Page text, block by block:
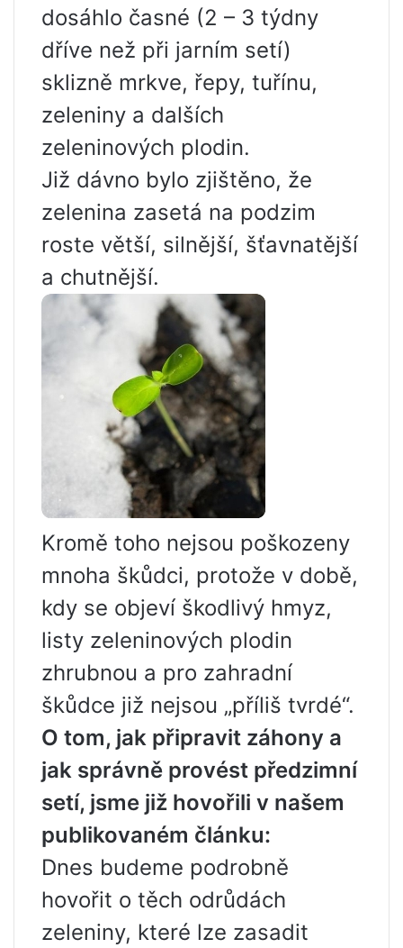
dosáhlo časné (2 – 3 týdny
dříve než při jarním setí)
sklizně mrkve, řepy, tuřínu,
zeleniny a dalších
zeleninových plodin.
Již dávno bylo zjištěno, že
zelenina zasetá na podzim
roste větší, silnější, šťavnatější
a chutnější.
Kromě toho nejsou poškozeny
mnoha škůdci, protože v době,
kdy se objeví škodlivý hmyz,
listy zeleninových plodin
zhrubnou a pro zahradní
škůdce již nejsou „příliš tvrdé“.
O tom, jak připravit záhony a
jak správně provést předzimní
setí, jsme již hovořili v našem
publikovaném článku:
Dnes budeme podrobně
hovořit o těch odrůdách
zeleniny, které lze zasadit